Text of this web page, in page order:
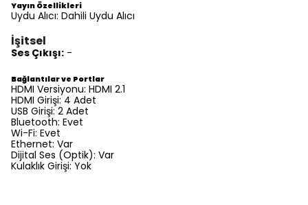
Yayın Özellikleri
Uydu Alıcı: Dahili Uydu Alıcı
İşitsel
Ses Çıkışı: -
Bağlantılar ve Portlar
HDMI Versiyonu: HDMI 2.1
HDMI Girişi: 4 Adet
USB Girişi: 2 Adet
Bluetooth: Evet
Wi-Fi: Evet
Ethernet: Var
Dijital Ses (Optik): Var
Kulaklık Girişi: Yok